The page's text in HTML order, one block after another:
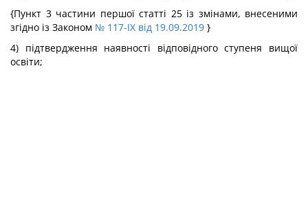
{Пункт 3 частини першої статті 25 із змінами, внесеними
згідно із Законом № 117-IX від 19.09.2019 }
4) підтвердження наявності відповідного ступеня вищої
освіти;